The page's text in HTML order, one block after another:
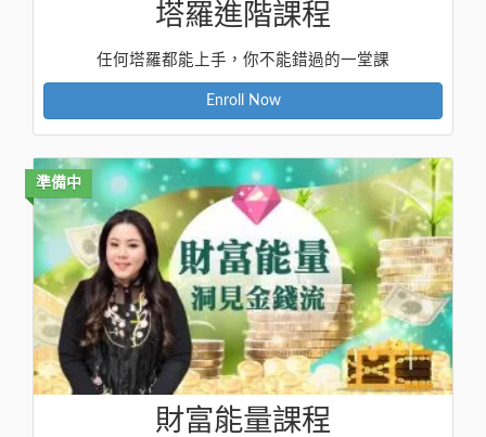
塔羅進階課程
任何塔羅都能上手，你不能錯過的一堂課
Enroll Now
準備中
財富能量課程